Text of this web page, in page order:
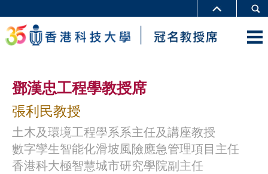
鄧漢忠工程學教授席
張利民教授
土木及環境工程學系系主任及講座教授
數字孿生智能化滑坡風險應急管理項目主任
香港科大極智慧城市研究學院副主任